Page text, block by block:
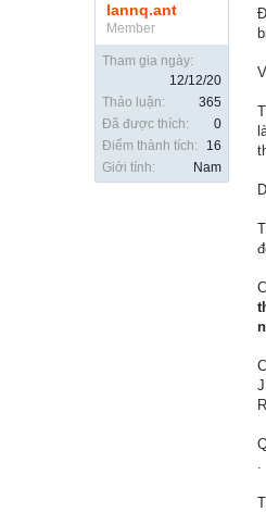
lannq.ant
Member
Tham gia ngày:
12/12/20
Thảo luận:
365
Đã được thích:
0
Điểm thành tích:
16
Giới tính:
Nam
.